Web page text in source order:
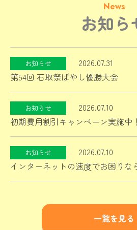
News
お知ら
2026.07.31
第54回 石取祭ばやし優勝大会
2026.07.10
初期費用割引キャンペーン実施中！
2026.07.10
インターネットの速度でお困りな
気軽にご相談ください！
一覧を見る